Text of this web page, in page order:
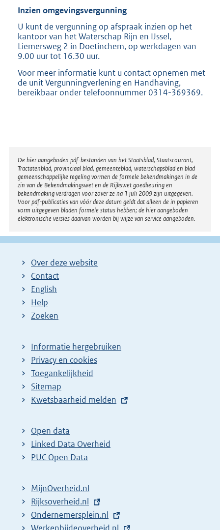
Inzien omgevingsvergunning
U kunt de vergunning op afspraak inzien op het
kantoor van het Waterschap Rijn en IJssel,
Liemersweg 2 in Doetinchem, op werkdagen van
9.00 uur tot 16.30 uur.
Voor meer informatie kunt u contact opnemen met
de unit Vergunningverlening en Handhaving,
bereikbaar onder telefoonnummer 0314-369369.
Disclaimer
De hier aangeboden pdf-bestanden van het Staatsblad, Staatscourant,
Tractatenblad, provinciaal blad, gemeenteblad, waterschapsblad en blad
gemeenschappelijke regeling vormen de formele bekendmakingen in de
zin van de Bekendmakingswet en de Rijkswet goedkeuring en
bekendmaking verdragen voor zover ze na 1 juli 2009 zijn uitgegeven.
Voor pdf-publicaties van vóór deze datum geldt dat alleen de in papieren
vorm uitgegeven bladen formele status hebben; de hier aangeboden
elektronische versies daarvan worden bij wijze van service aangeboden.
Over deze website
Contact
English
Help
Zoeken
Informatie hergebruiken
Privacy en cookies
Toegankelijkheid
Sitemap
E
t
e
r
l
i
n
Kwetsbaarheid melden
Open data
Linked Data Overheid
PUC Open Data
MijnOverheid.nl
E
x
t
Rijksoverheid.nl
E
x
Ondernemersplein.nl
E
Werkenbijdeoverheid.nl